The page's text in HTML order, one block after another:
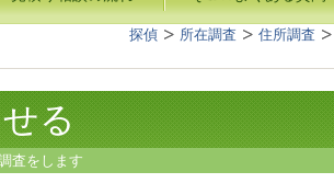
探偵 所在調査 住所調査
る
査をします